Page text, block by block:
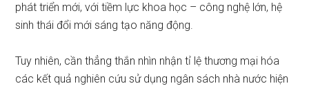
phát triển mới, với tiềm lực khoa học – công nghệ lớn, hệ
sinh thái đổi mới sáng tạo năng động.
Tuy nhiên, cần thẳng thắn nhìn nhận tỉ lệ thương mại hóa
các kết quả nghiên cứu sử dụng ngân sách nhà nước hiện